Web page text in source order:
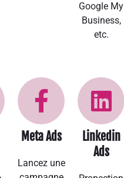
Google My
Business,
etc.
Meta Ads
Lancez une
Linkedin
Ads